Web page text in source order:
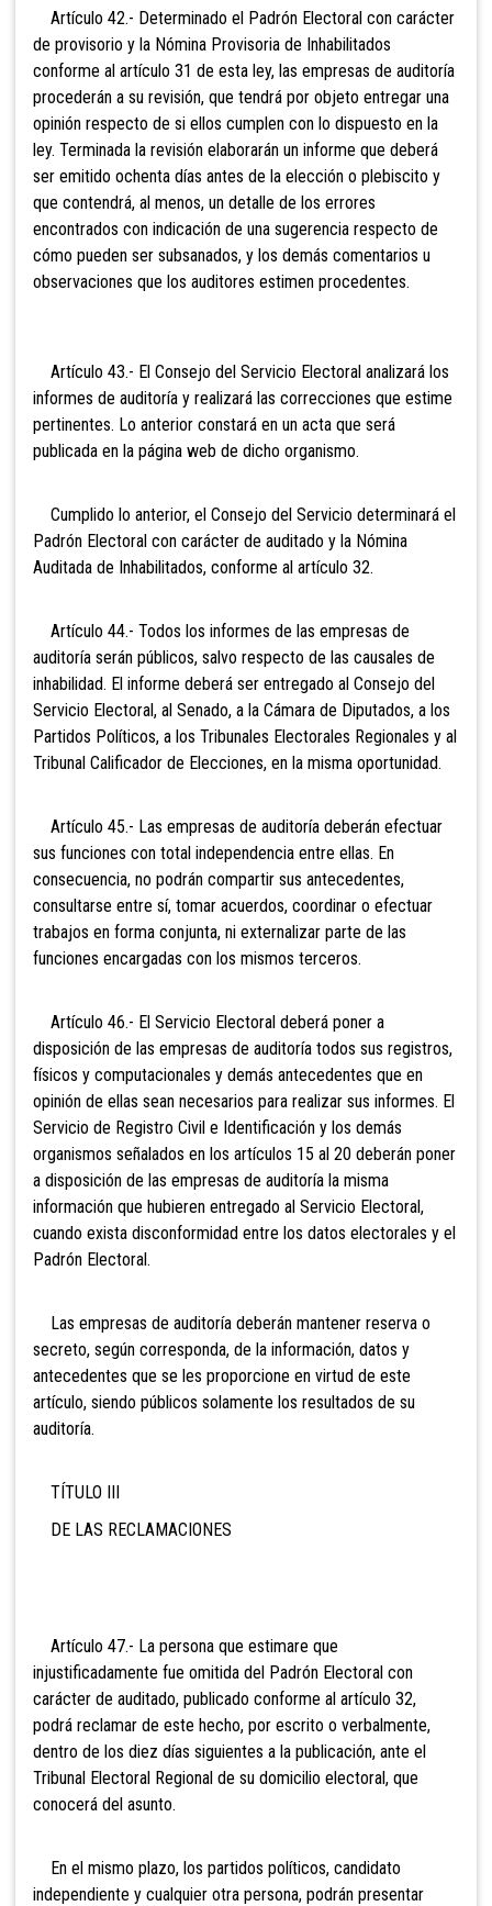
Artículo 42.- Determinado el Padrón Electoral con carácter
de provisorio y la Nómina Provisoria de Inhabilitados
conforme al artículo 31 de esta ley, las empresas de auditoría
procederán a su revisión, que tendrá por objeto entregar una
opinión respecto de si ellos cumplen con lo dispuesto en la
ley. Terminada la revisión elaborarán un informe que deberá
ser emitido ochenta días antes de la elección o plebiscito y
que contendrá, al menos, un detalle de los errores
encontrados con indicación de una sugerencia respecto de
cómo pueden ser subsanados, y los demás comentarios u
observaciones que los auditores estimen procedentes.
Artículo 43.- El Consejo del Servicio Electoral analizará los
informes de auditoría y realizará las correcciones que estime
pertinentes. Lo anterior constará en un acta que será
publicada en la página web de dicho organismo.
Cumplido lo anterior, el Consejo del Servicio determinará el
Padrón Electoral con carácter de auditado y la Nómina
Auditada de Inhabilitados, conforme al artículo 32.
Artículo 44.- Todos los informes de las empresas de
auditoría serán públicos, salvo respecto de las causales de
inhabilidad. El informe deberá ser entregado al Consejo del
Servicio Electoral, al Senado, a la Cámara de Diputados, a los
Partidos Políticos, a los Tribunales Electorales Regionales y al
Tribunal Calificador de Elecciones, en la misma oportunidad.
Artículo 45.- Las empresas de auditoría deberán efectuar
sus funciones con total independencia entre ellas. En
consecuencia, no podrán compartir sus antecedentes,
consultarse entre sí, tomar acuerdos, coordinar o efectuar
trabajos en forma conjunta, ni externalizar parte de las
funciones encargadas con los mismos terceros.
Artículo 46.- El Servicio Electoral deberá poner a
disposición de las empresas de auditoría todos sus registros,
físicos y computacionales y demás antecedentes que en
opinión de ellas sean necesarios para realizar sus informes. El
Servicio de Registro Civil e Identificación y los demás
organismos señalados en los artículos 15 al 20 deberán poner
a disposición de las empresas de auditoría la misma
información que hubieren entregado al Servicio Electoral,
cuando exista disconformidad entre los datos electorales y el
Padrón Electoral.
Las empresas de auditoría deberán mantener reserva o
secreto, según corresponda, de la información, datos y
antecedentes que se les proporcione en virtud de este
artículo, siendo públicos solamente los resultados de su
auditoría.
TÍTULO III
DE LAS RECLAMACIONES
Artículo 47.- La persona que estimare que
injustificadamente fue omitida del Padrón Electoral con
carácter de auditado, publicado conforme al artículo 32,
podrá reclamar de este hecho, por escrito o verbalmente,
dentro de los diez días siguientes a la publicación, ante el
Tribunal Electoral Regional de su domicilio electoral, que
conocerá del asunto.
En el mismo plazo, los partidos políticos, candidato
independiente y cualquier otra persona, podrán presentar